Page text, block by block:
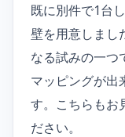
既に別件で1台
壁を用意しまし
なる試みの一つ
マッピングが出
す。こちらもお
ださい。